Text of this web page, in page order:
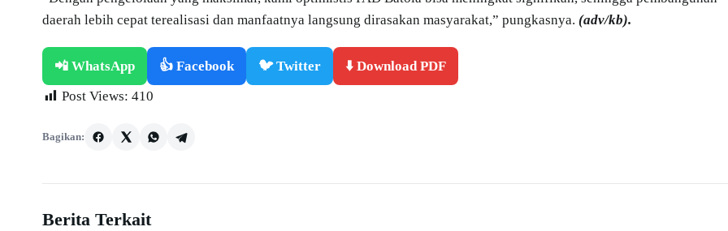
daerah lebih cepat terealisasi dan manfaatnya langsung dirasakan masyarakat,” pungkasnya. (adv/kb).
📲 WhatsApp 👍 Facebook 🐦 Twitter
⬇️ Download PDF
Post Views: 410
Bagikan:
Berita Terkait